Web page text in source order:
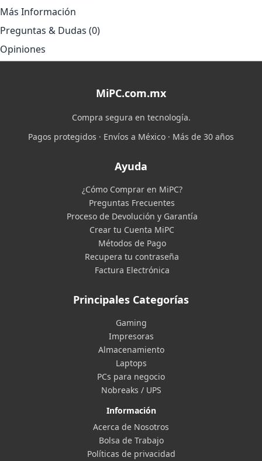
Más Información
Preguntas & Dudas (0)
Opiniones
MiPC.com.mx
Compra segura en tecnología.
Pagos protegidos · Envíos a México · Más de 30 años
Ayuda
¿Cómo Comprar en MiPC?
Preguntas Frecuentes
Proceso de Devolución y Garantía
Crear tu Cuenta MiPC
Métodos de Pago
Recupera tu contraseña
Factura Electrónica
Principales Categorías
Gaming
Impresoras
Almacenamiento
Laptops
PCs para negocio
Nobreaks / UPS
Información
Acerca de Nosotros
Bolsa de Trabajo
Políticas de privacidad